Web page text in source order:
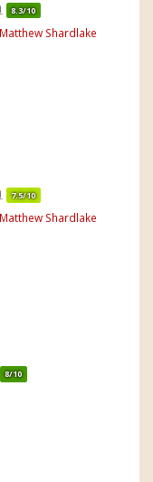
8.3/10
Matthew Shardlake
7.5/10
Matthew Shardlake
8/10